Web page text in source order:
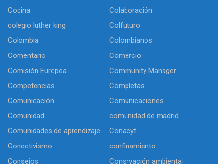
Cocina
Colaboración
colegio luther king
Colfuturo
Colombia
Colombianos
Comentario
Comercio
Comisión Europea
Community Manager
Competencias
Completas
Comunicación
Comunicaciones
Comunidad
comunidad de madrid
Comunidades de aprendizaje
Conacyt
Conectivismo
confinamiento
Consejos
Consrvación ambiental